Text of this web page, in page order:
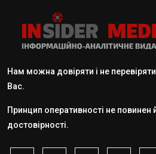
Нам можна довіряти і не
Вас.
Принцип оперативності не
достовірності.